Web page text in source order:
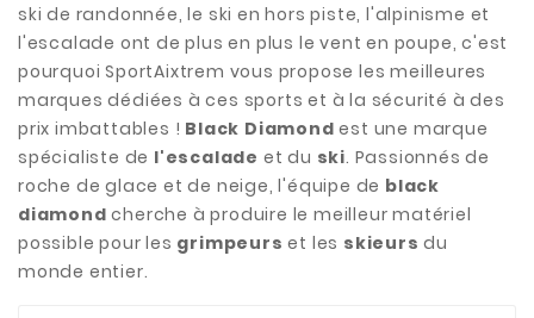
ski de randonnée, le ski en hors piste, l'alpinisme et
l'escalade ont de plus en plus le vent en poupe, c'est
pourquoi SportAixtrem vous propose les meilleures
marques dédiées à ces sports et à la sécurité à des
prix imbattables ! Black Diamond est une marque
spécialiste de l'escalade et du ski. Passionnés de
roche de glace et de neige, l'équipe de black
diamond cherche à produire le meilleur matériel
possible pour les grimpeurs et les skieurs du
monde entier.